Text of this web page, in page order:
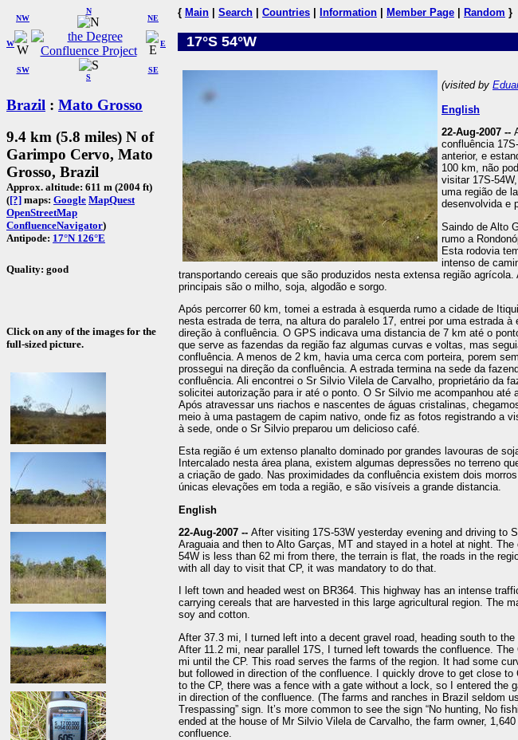
W
NW
N
NE
SW
S
SE
E
Brazil : Mato Grosso
9.4 km (5.8 miles) N of
Garimpo Cervo, Mato
Grosso, Brazil
Approx. altitude: 611 m (2004 ft)
([?] maps: Google MapQuest
OpenStreetMap
ConfluenceNavigator)
Antipode: 17°N 126°E
Quality: good
Click on any of the images for the
full-sized picture.
{ Main Search Countries Information Member Page Random }
17°S 54°W
(visited by
English
22-Aug-2007 --
confluência
anterior, e
100 km, não
visitar 17S-
uma região de
desenvolvida e
Saindo de Alto
rumo a
Esta rodovia
intenso de
transportando cereais que são produzidos nesta extensa região agrícola.
principais são o milho, soja, algodão e sorgo.
Após percorrer 60 km, tomei a estrada à esquerda rumo a cidade de
nesta estrada de terra, na altura do paralelo 17, entrei por uma estrada à
direção à confluência. O GPS indicava uma distancia de 7 km até o
que serve as fazendas da região faz algumas curvas e voltas, mas
confluência. A menos de 2 km, havia uma cerca com porteira, porem
prossegui na direção da confluência. A estrada termina na sede da
confluência. Ali encontrei o Sr Silvio Vilela de Carvalho, proprietário da
solicitei autorização para ir até o ponto. O Sr Silvio me acompanhou até
Após atravessar uns riachos e nascentes de águas cristalinas,
meio à uma pastagem de capim nativo, onde fiz as fotos registrando a
à sede, onde o Sr Silvio preparou um delicioso café.
Esta região é um extenso planalto dominado por grandes lavouras de
Intercalado nesta área plana, existem algumas depressões no terreno
a criação de gado. Nas proximidades da confluência existem dois
únicas elevações em toda a região, e são visíveis a grande distancia.
English
22-Aug-2007 -- After visiting 17S-53W yesterday evening and driving to
Araguaia and then to Alto Garças, MT and stayed in a hotel at night. The
54W is less than 62 mi from there, the terrain is flat, the roads in the
with all day to visit that CP, it was mandatory to do that.
I left town and headed west on BR364. This highway has an intense
carrying cereals that are harvested in this large agricultural region. The
soy and cotton.
After 37.3 mi, I turned left into a decent gravel road, heading south to the
After 11.2 mi, near parallel 17S, I turned left towards the confluence.
mi until the CP. This road serves the farms of the region. It had some
but followed in direction of the confluence. I quickly drove to get close to
to the CP, there was a fence with a gate without a lock, so I entered the
in direction of the confluence. (The farms and ranches in Brazil seldom
Trespassing” sign. It’s more common to see the sign “No hunting, No
ended at the house of Mr Silvio Vilela de Carvalho, the farm owner,
confluence.